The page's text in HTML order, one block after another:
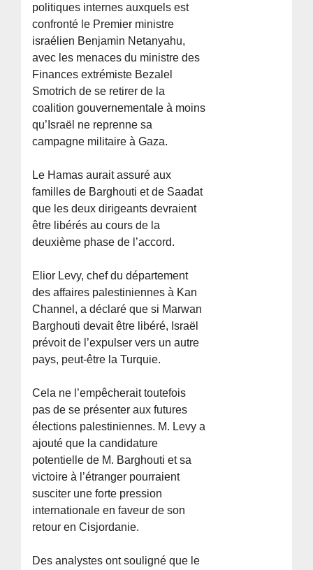
politiques internes auxquels est
confronté le Premier ministre
israélien Benjamin Netanyahu,
avec les menaces du ministre des
Finances extrémiste Bezalel
Smotrich de se retirer de la
coalition gouvernementale à moins
qu’Israël ne reprenne sa
campagne militaire à Gaza.
Le Hamas aurait assuré aux
familles de Barghouti et de Saadat
que les deux dirigeants devraient
être libérés au cours de la
deuxième phase de l’accord.
Elior Levy, chef du département
des affaires palestiniennes à Kan
Channel, a déclaré que si Marwan
Barghouti devait être libéré, Israël
prévoit de l’expulser vers un autre
pays, peut-être la Turquie.
Cela ne l’empêcherait toutefois
pas de se présenter aux futures
élections palestiniennes. M. Levy a
ajouté que la candidature
potentielle de M. Barghouti et sa
victoire à l’étranger pourraient
susciter une forte pression
internationale en faveur de son
retour en Cisjordanie.
Des analystes ont souligné que le